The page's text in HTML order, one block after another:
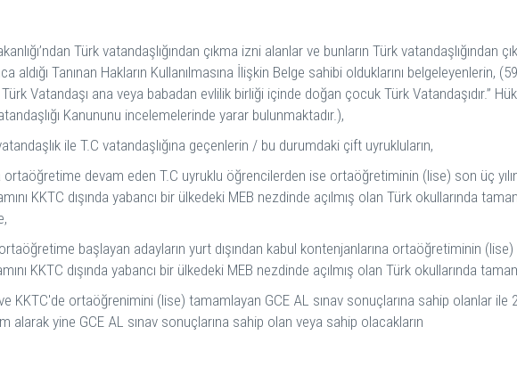
Türk vatandaşlığından çıkma izni alanlar ve bunların Türk vatandaşlığından
aldığı Tanınan Hakların Kullanılmasına İlişkin Belge sahibi olduklarını belgeleyenlerin,
Vatandaşı ana veya babadan evlilik birliği içinde doğan çocuk Türk Vatandaşıdır.”
Kanununu incelemelerinde yarar bulunmaktadır.),
ile T.C vatandaşlığına geçenlerin / bu durumdaki çift uyrukluların,
devam eden T.C uyruklu öğrencilerden ise ortaöğretiminin (lise) son üç
KKTC dışında yabancı bir ülkedeki MEB nezdinde açılmış olan Türk okullarında
başlayan adayların yurt dışından kabul kontenjanlarına ortaöğretiminin (lise)
KKTC dışında yabancı bir ülkedeki MEB nezdinde açılmış olan Türk okullarında
KKTC'de ortaöğrenimini (lise) tamamlayan GCE AL sınav sonuçlarına sahip olanlar ile
alarak yine GCE AL sınav sonuçlarına sahip olan veya sahip olacakların